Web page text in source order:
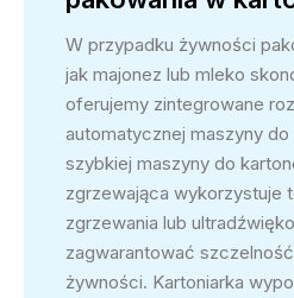
W przypadku żywności
jak majonez lub mleko
oferujemy zintegrowane
automatycznej maszyny do
szybkiej maszyny do
zgrzewająca wykorzystuje
zgrzewania lub
zagwarantować
żywności. Kartoniarka